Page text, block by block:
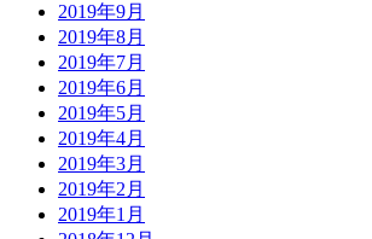
2019年9月
2019年8月
2019年7月
2019年6月
2019年5月
2019年4月
2019年3月
2019年2月
2019年1月